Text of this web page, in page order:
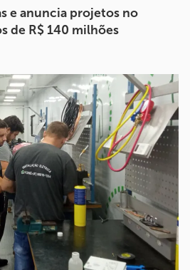
e anuncia projetos no
de R$ 140 milhões